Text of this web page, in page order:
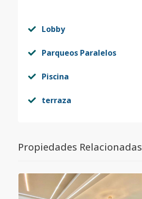
Lobby
Parqueos Paralelos
Piscina
terraza
Propiedades Relacionadas